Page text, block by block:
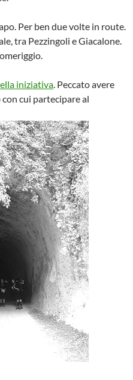
Per ben due volte in route.
tra Pezzingoli e Giacalone.
iniziativa. Peccato avere
cui partecipare al